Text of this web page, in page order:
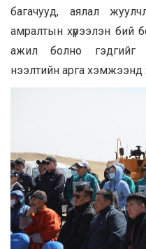
багачууд, аялал
амралтын хүрээлэн бий
ажил болно гэдгийг
нээлтийн арга хэмжээнд